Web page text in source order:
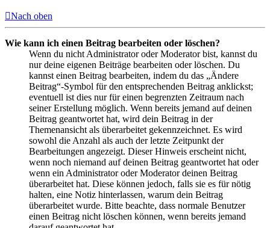
Nach oben
Wie kann ich einen Beitrag bearbeiten oder löschen?
Wenn du nicht Administrator oder Moderator bist, kannst du
nur deine eigenen Beiträge bearbeiten oder löschen. Du
kannst einen Beitrag bearbeiten, indem du das „Ändere
Beitrag“-Symbol für den entsprechenden Beitrag anklickst;
eventuell ist dies nur für einen begrenzten Zeitraum nach
seiner Erstellung möglich. Wenn bereits jemand auf deinen
Beitrag geantwortet hat, wird dein Beitrag in der
Themenansicht als überarbeitet gekennzeichnet. Es wird
sowohl die Anzahl als auch der letzte Zeitpunkt der
Bearbeitungen angezeigt. Dieser Hinweis erscheint nicht,
wenn noch niemand auf deinen Beitrag geantwortet hat oder
wenn ein Administrator oder Moderator deinen Beitrag
überarbeitet hat. Diese können jedoch, falls sie es für nötig
halten, eine Notiz hinterlassen, warum dein Beitrag
überarbeitet wurde. Bitte beachte, dass normale Benutzer
einen Beitrag nicht löschen können, wenn bereits jemand